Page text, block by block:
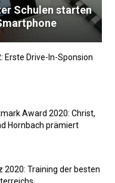
Schulen starten
Erste Drive-In-Sponsion
Award 2020: Christ,
Hornbach prämiert
2020: Training der besten